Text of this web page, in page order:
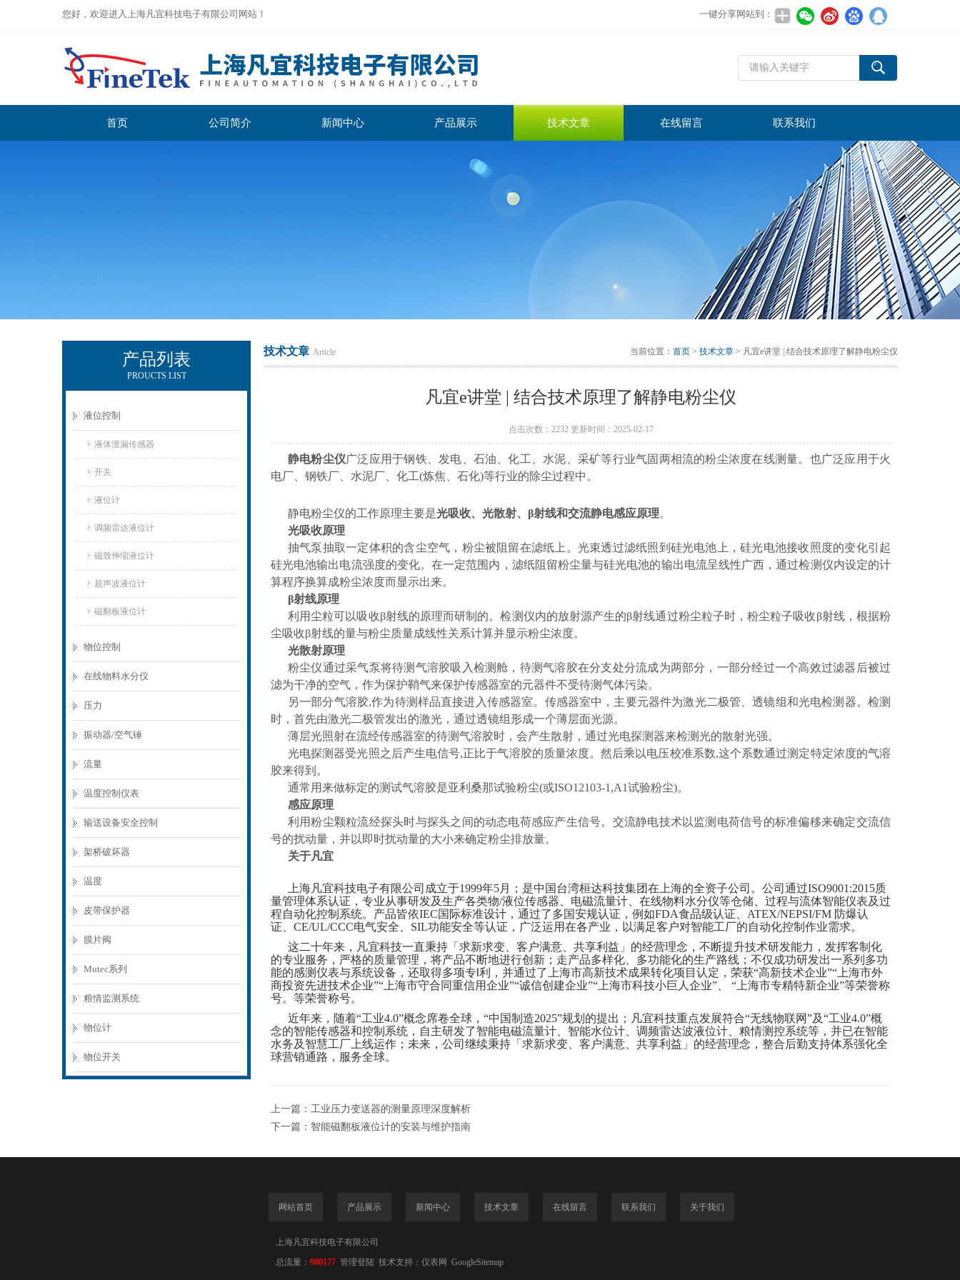
您好，欢迎进入上海凡宜科技电子有限公司网站！ 一键分享网站到：
首页 公司简介 新闻中心 产品展示 技术文章 在线留言 联系我们
产品列表
PROUCTS LIST
液位控制
液体泄漏传感器
开关
液位计
调频雷达液位计
磁致伸缩液位计
超声波液位计
磁翻板液位计
物位控制
在线物料水分仪
压力
振动器/空气锤
流量
温度控制仪表
输送设备安全控制
架桥破坏器
温度
皮带保护器
膜片阀
Mutec系列
粮情监测系统
物位计
物位开关
技术文章 Article 当前位置： 首页 > 技术文章 > 凡宜e讲堂 | 结合技术原理了解静电粉尘仪
凡宜e讲堂 | 结合技术原理了解静电粉尘仪
点击次数：2232 更新时间：2025-02-17
静电粉尘仪广泛应用于钢铁、发电、石油、化工、水泥、采矿等行业气固两相流的粉尘浓度在线测量。也广泛应用于火
电厂、钢铁厂、水泥厂、化工(炼焦、石化)等行业的除尘过程中。
静电粉尘仪的工作原理主要是光吸收、光散射、β射线和交流静电感应原理。
光吸收原理
抽气泵抽取一定体积的含尘空气，粉尘被阻留在滤纸上。光束透过滤纸照到硅光电池上，硅光电池接收照度的变化引起
硅光电池输出电流强度的变化。在一定范围内，滤纸阻留粉尘量与硅光电池的输出电流呈线性广西，通过检测仪内设定的计
算程序换算成粉尘浓度而显示出来。
β射线原理
利用尘粒可以吸收β射线的原理而研制的。检测仪内的放射源产生的β射线通过粉尘粒子时，粉尘粒子吸收β射线，根据粉
尘吸收β射线的量与粉尘质量成线性关系计算并显示粉尘浓度。
光散射原理
粉尘仪通过采气泵将待测气溶胶吸入检测舱，待测气溶胶在分支处分流成为两部分，一部分经过一个高效过滤器后被过
滤为干净的空气，作为保护鞘气来保护传感器室的元器件不受待测气体污染。
另一部分气溶胶,作为待测样品直接进入传感器室。传感器室中，主要元器件为激光二极管、透镜组和光电检测器。检测
时，首先由激光二极管发出的激光，通过透镜组形成一个薄层面光源。
薄层光照射在流经传感器室的待测气溶胶时，会产生散射，通过光电探测器来检测光的散射光强。
光电探测器受光照之后产生电信号,正比于气溶胶的质量浓度。然后乘以电压校准系数,这个系数通过测定特定浓度的气溶
胶来得到。
通常用来做标定的测试气溶胶是亚利桑那试验粉尘(或ISO12103-1,A1试验粉尘)。
感应原理
利用粉尘颗粒流经探头时与探头之间的动态电荷感应产生信号。交流静电技术以监测电荷信号的标准偏移来确定交流信
号的扰动量，并以即时扰动量的大小来确定粉尘排放量。
关于凡宜
上海凡宜科技电子有限公司成立于1999年5月；是中国台湾桓达科技集团在上海的全资子公司。公司通过ISO9001:2015质
量管理体系认证，专业从事研发及生产各类物/液位传感器、电磁流量计、在线物料水分仪等仓储、过程与流体智能仪表及过
程自动化控制系统。产品皆依IEC国际标准设计，通过了多国安规认证，例如FDA食品级认证、ATEX/NEPSI/FM 防爆认
证、CE/UL/CCC电气安全、SIL功能安全等认证，广泛运用在各产业，以满足客户对智能工厂的自动化控制作业需求。
这二十年来，凡宜科技一直秉持「求新求变、客户满意、共享利益」的经营理念，不断提升技术研发能力，发挥客制化
的专业服务，严格的质量管理，将产品不断地进行创新；走产品多样化、多功能化的生产路线；不仅成功研发出一系列多功
能的感测仪表与系统设备，还取得多项专 利，并通过了上海市高新技术成果转化项目认定，荣获“高新技术企业”“上海市外
商投资先进技术企业”“上海市守合同重信用企业”“诚信创建企业”“上海市科技小巨人企业”、 “上海市专精特新企业”等荣誉称
号。等荣誉称号。
近年来，随着“工业4.0”概念席卷全球，“中国制造2025”规划的提出；凡宜科技重点发展符合“无线物联网”及“工业4.0”概
念的智能传感器和控制系统，自主研发了智能电磁流量计、智能水位计、调频雷达波液位计、粮情测控系统等，并已在智能
水务及智慧工厂上线运作；未来，公司继续秉持「求新求变、客户满意、共享利益」的经营理念，整合后勤支持体系强化全
球营销通路，服务全球。
上一篇： 工业压力变送器的测量原理深度解析
下一篇： 智能磁翻板液位计的安装与维护指南
网站首页 产品展示 新闻中心 技术文章 在线留言 联系我们 关于我们
上海凡宜科技电子有限公司
总流量： 980177 管理登陆 技术支持： 仪表网 GoogleSitemap